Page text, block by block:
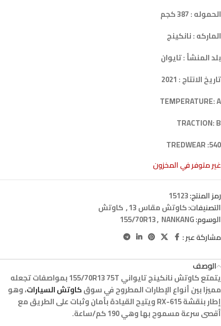
الحموله : 387 كجم
الماركه : نانكينج
بلد المنشأ : تايوان
تاريخ الانتاج : 2021
TEMPERATURE: A
TRACTION: B
TREDWEAR :540
غير متوفر في المخزون
رمز المنتج:15123
التصنيفات:كاوتش مقاس 13 , كاوتش
الوسوم:
155/70R13, NANKANG
مشاركة عبر :
الوصف
يتمتع كاوتش نانكينج تايواني 155/70R13 75T بمواصفات تجعله
مميزا بين أنواع الإطارات المطروح في سوقكاوتش السيارات، وهو
إطار بنقشة RX-615 ويتيح القيادة بأمان وثبات على الطريق مع
أقصى سرعة مسموح بها وهي 190 كم/ساعة.